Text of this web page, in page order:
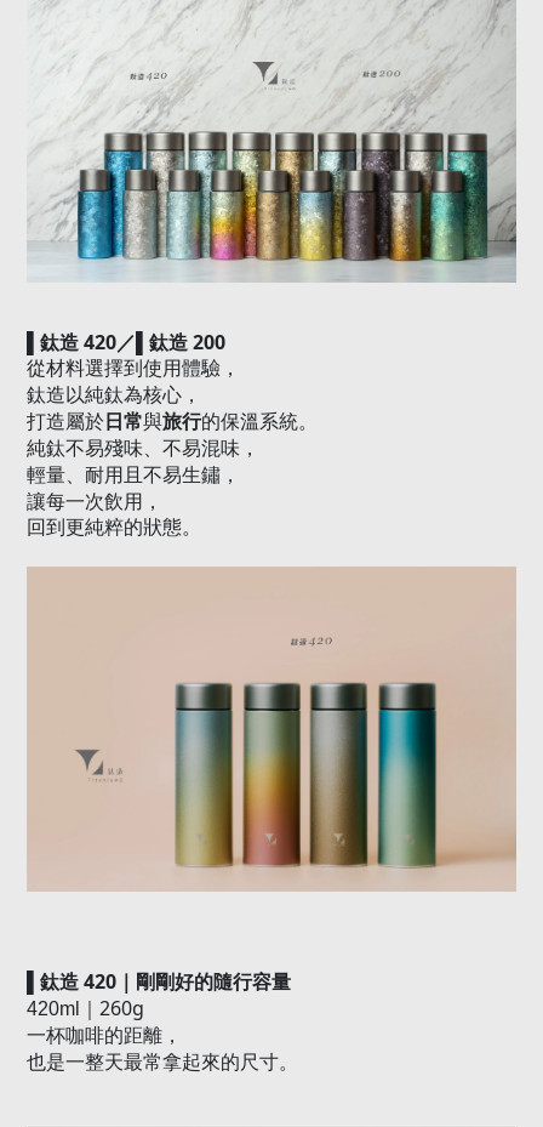
鈦造 420／ 鈦造 200
從材料選擇到使用體驗，
鈦造以純鈦為核心，
打造屬於日常與旅行的保溫系統。
純鈦不易殘味、不易混味，
輕量、耐用且不易生鏽，
讓每一次飲用，
回到更純粹的狀態。
鈦造 420 ｜剛剛好的隨行容量
420ml
260g
一杯咖啡的距離，
也是一整天最常拿起來的尺寸。